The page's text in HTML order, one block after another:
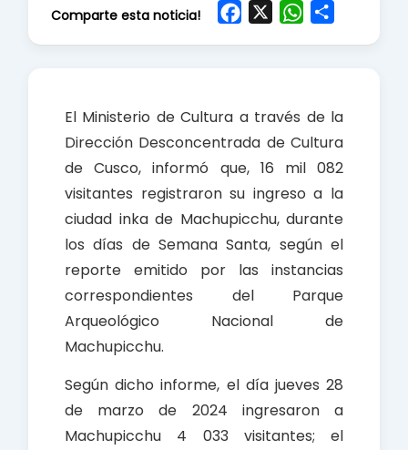
Comparte esta noticia!
o
k
W
p
p
El Ministerio de Cultura a través de la
Dirección Desconcentrada de Cultura
de Cusco, informó que, 16 mil 082
visitantes registraron su ingreso a la
ciudad inka de Machupicchu, durante
los días de Semana Santa, según el
reporte emitido por las instancias
correspondientes del Parque
Arqueológico Nacional de
Machupicchu.
Según dicho informe, el día jueves 28
de marzo de 2024 ingresaron a
Machupicchu 4 033 visitantes; el